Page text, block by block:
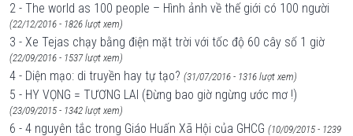
2 - The world as 100 people – Hình ảnh về thế giới có 100 người
(22/12/2016 - 1826 lượt xem)
3 - Xe Tejas chạy bằng điện mặt trời với tốc độ 60 cây số 1 giờ
(22/09/2016 - 1537 lượt xem)
4 - Diện mạo: di truyền hay tự tạo? (31/07/2016 - 1316 lượt xem)
5 - HY VỌNG = TƯƠNG LAI (Đừng bao giờ ngừng ước mơ !)
(23/09/2015 - 1342 lượt xem)
6 - 4 nguyên tắc trong Giáo Huấn Xã Hội của GHCG (10/09/2015 - 1239